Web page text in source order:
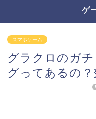
ゲ
スマホゲーム
グラクロのガ
グってあるの？